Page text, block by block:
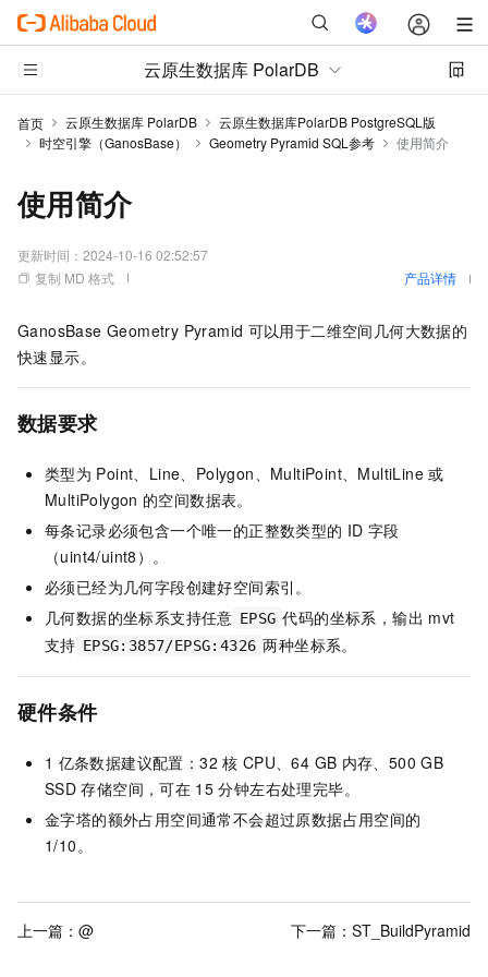
云原生数据库 PolarDB
首页 云原生数据库 PolarDB
云原生数据库PolarDB PostgreSQL版
时空引擎（GanosBase）
Geometry Pyramid SQL参考 使用简介
使用简介
更新时间： 2024-10-16 02:52:57
复制 MD 格式
产品详情
GanosBase Geometry Pyramid 可以用于二维空间几何大数据的
快速显示。
数据要求
类型为 Point、Line、Polygon、MultiPoint、MultiLine 或
MultiPolygon 的空间数据表。
每条记录必须包含一个唯一的正整数类型的 ID 字段
（uint4/uint8）。
必须已经为几何字段创建好空间索引。
几何数据的坐标系支持任意 EPSG 代码的坐标系，输出 mvt
支持 EPSG:3857/EPSG:4326 两种坐标系。
硬件条件
1 亿条数据建议配置：32 核 CPU、64 GB 内存、500 GB
SSD 存储空间，可在 15 分钟左右处理完毕。
金字塔的额外占用空间通常不会超过原数据占用空间的
1/10。
上一篇： @ 下一篇： ST_BuildPyramid